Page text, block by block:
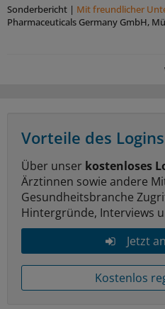
Sonderbericht | Mit freundlicher
Pharmaceuticals Germany GmbH,
Vorteile des Logins
Über unser kostenloses
Ärztinnen sowie andere
Gesundheitsbranche
Hintergründe, Interviews
Jetzt
Kostenlos